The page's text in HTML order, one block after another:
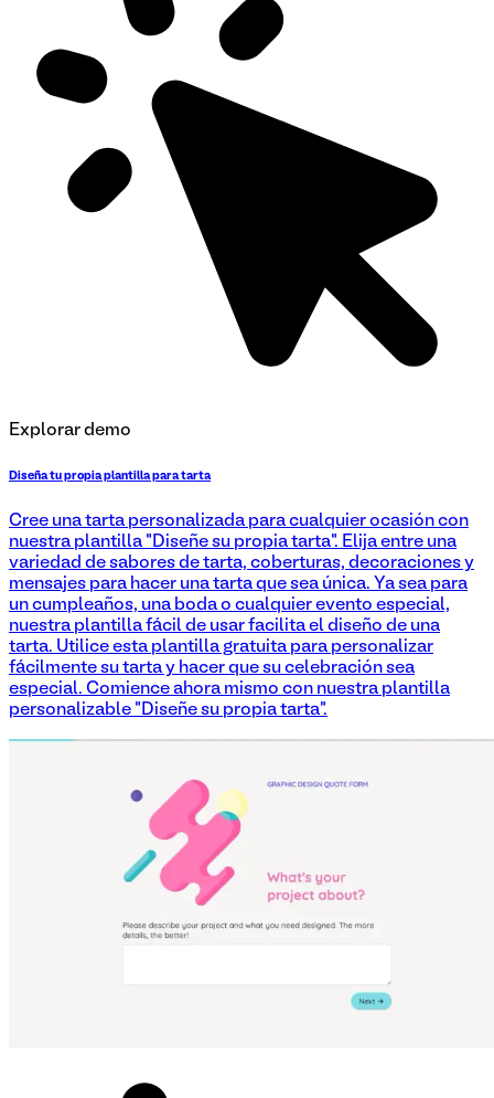
Explorar demo
Diseña tu propia plantilla para tarta
Cree una tarta personalizada para cualquier ocasión con
nuestra plantilla "Diseñe su propia tarta". Elija entre una
variedad de sabores de tarta, coberturas, decoraciones y
mensajes para hacer una tarta que sea única. Ya sea para
un cumpleaños, una boda o cualquier evento especial,
nuestra plantilla fácil de usar facilita el diseño de una
tarta. Utilice esta plantilla gratuita para personalizar
fácilmente su tarta y hacer que su celebración sea
especial. Comience ahora mismo con nuestra plantilla
personalizable "Diseñe su propia tarta".